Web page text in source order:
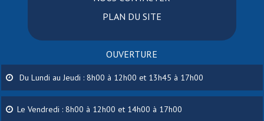
PLAN DU SITE
OUVERTURE
Du Lundi au Jeudi : 8h00 à 12h00 et 13h45 à 17h00
Le Vendredi : 8h00 à 12h00 et 14h00 à 17h00